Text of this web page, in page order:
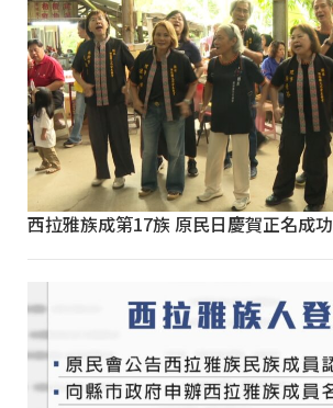
西拉雅族成第17族 原民日慶賀正名成功